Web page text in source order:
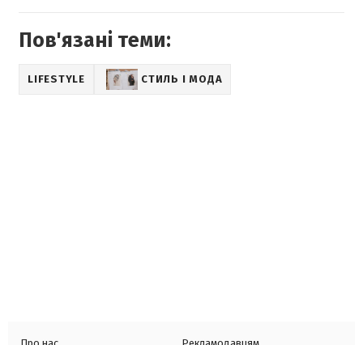
Пов'язані теми:
LIFESTYLE СТИЛЬ І МОДА
Про нас Рекламодавцям